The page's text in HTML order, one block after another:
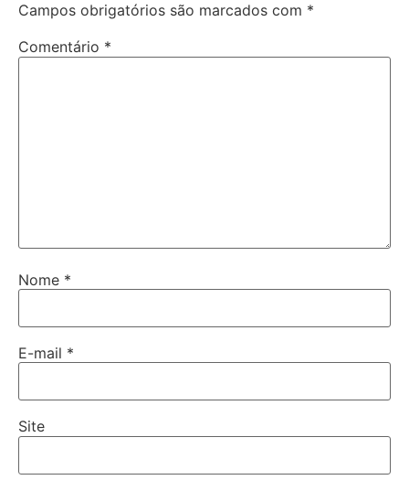
Campos obrigatórios são marcados com *
Comentário *
Nome *
E-mail *
Site